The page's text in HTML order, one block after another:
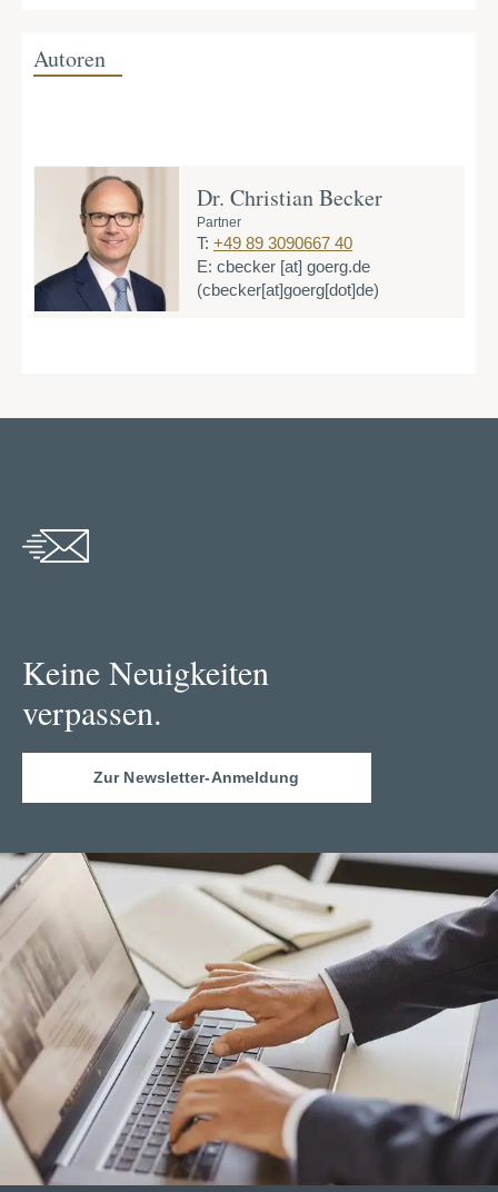
Autoren
Dr. Christian Becker
Partner
T: +49 89 3090667 40
E: cbecker [at] goerg.de
(cbecker[at]goerg[dot]de)
Keine Neuigkeiten
verpassen.
Zur Newsletter-Anmeldung